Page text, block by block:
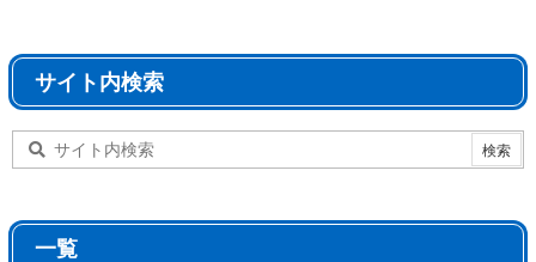
サイト内検索
一覧